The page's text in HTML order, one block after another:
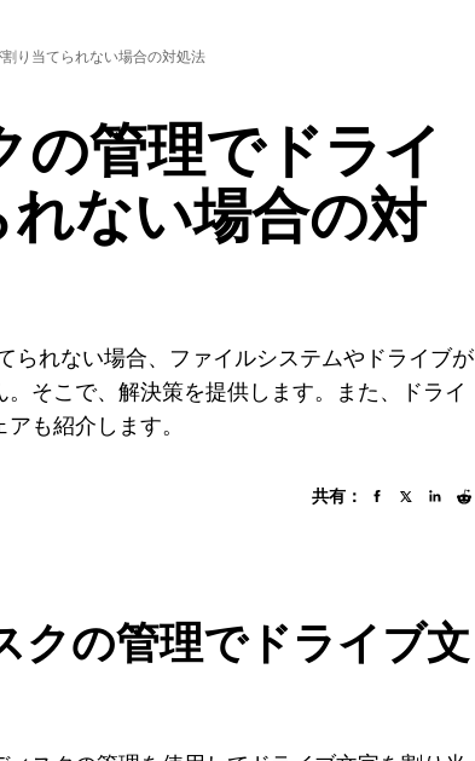
り当てられない場合の対処法
の管理でドライ
ない場合の対
られない場合、ファイルシステムやドライブが
そこで、解決策を提供します。また、ドライ
も紹介します。
共有：
クの管理でドライブ文